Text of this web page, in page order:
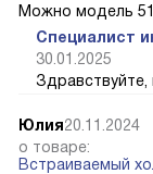
Можно модель
Специалист
30.01.2025
Юлия20.11.2024
о товаре:
Встраиваемый